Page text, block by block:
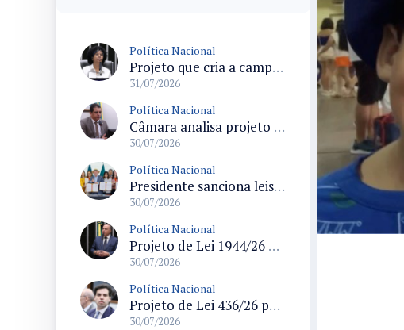
Política Nacional
Projeto que cria a campanha Setembro Dourado para diagnóstico precoce do câncer infantil tramita em urgência na Câmara
31/07/2026
Política Nacional
Câmara analisa projeto que inclui juros e correção no valor recebido dos precatórios do Fundef e determina repasse de 60% aos professores
30/07/2026
Política Nacional
Presidente sanciona leis do Pix Pensão e de divulgação do Ligue 180 em cerimônia no Planalto
30/07/2026
Política Nacional
Projeto de Lei 1944/26 propõe percentuais mínimos para progressão de regime em crimes hediondos e restabelece texto da Lei Raul Jungmann
30/07/2026
Política Nacional
Projeto de Lei 436/26 permite pesca artesanal em unidades de conservação com regras de manejo e cadastro
30/07/2026